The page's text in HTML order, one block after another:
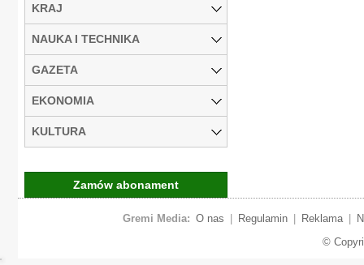
KRAJ
NAUKA I TECHNIKA
GAZETA
EKONOMIA
KULTURA
Zamów abonament
Gremi Media: O nas Regulamin Reklama
©